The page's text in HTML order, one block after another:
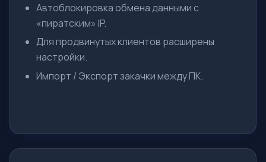
Автоблокировка обмена данными с
«пиратским» IP.
Для продвинутых клиентов расширены
настройки.
Импорт / Экспорт закачки между ПК.